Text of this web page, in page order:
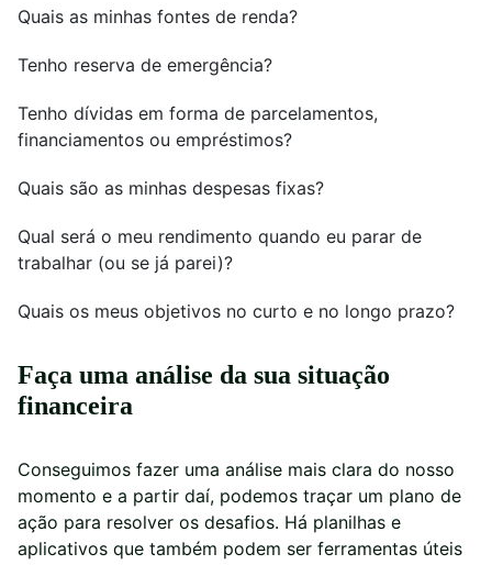
Quais as minhas fontes de renda?
Tenho reserva de emergência?
Tenho dívidas em forma de parcelamentos,
financiamentos ou empréstimos?
Quais são as minhas despesas fixas?
Qual será o meu rendimento quando eu parar de
trabalhar (ou se já parei)?
Quais os meus objetivos no curto e no longo prazo?
Faça uma análise da sua situação
financeira
Conseguimos fazer uma análise mais clara do nosso
momento e a partir daí, podemos traçar um plano de
ação para resolver os desafios. Há planilhas e
aplicativos que também podem ser ferramentas úteis